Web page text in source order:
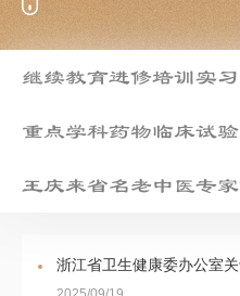
继续教育进修培训实
重点学科药物临床试验
王庆来省名老中医专